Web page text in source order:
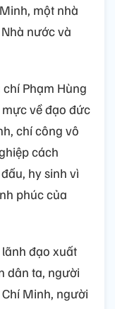
một nhà
nước và
Phạm Hùng
về đạo đức
chí công vô
cách
hy sinh vì
phúc của
đạo xuất
dân ta, người
Minh, người